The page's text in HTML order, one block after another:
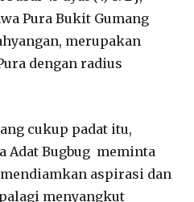
Pura Bukit Gumang
merupakan
dengan radius
cukup padat itu,
Adat Bugbug meminta
aspirasi dan
menyangkut